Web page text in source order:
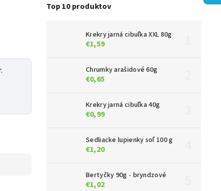
Top 10 produktov
Krekry jarná cibuľka XXL 80g
€1,59
Chrumky arašidové 60g
€0,65
Krekry jarná cibuľka 40g
€0,99
Sedliacke lupienky soľ 100 g
€1,20
Bertyčky 90g - bryndzové
€1,02